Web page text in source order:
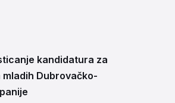
kandidatura za
Dubrovačko-